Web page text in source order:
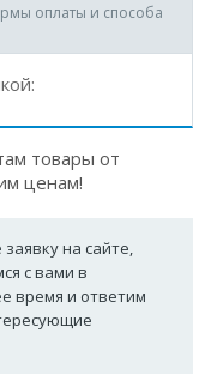
оплаты и способа
товары от
ценам!
на сайте,
с вами в
время и ответим